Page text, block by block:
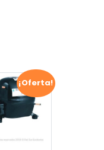
¡Oferta!